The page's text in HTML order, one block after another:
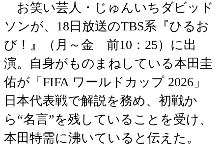
お笑い芸人・じゅんいちダビッド
ソンが、18日放送のTBS系『ひるお
び！』（月～金 前10：25）に出
演。自身がものまねしている本田圭
佑が「FIFA ワールドカップ 2026」
日本代表戦で解説を務め、初戦か
ら“名言”を残していることを受け、
本田特需に沸いていると伝えた。